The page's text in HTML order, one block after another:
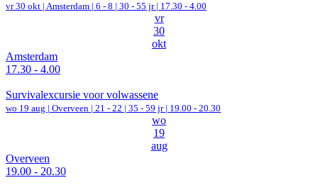
vr 30 okt | Amsterdam | 6 - 8 | 30 - 55 jr | 17.30 - 4.00
vr
30
okt
Amsterdam
17.30 - 4.00
Survivalexcursie voor volwassene
wo 19 aug | Overveen | 21 - 22 | 35 - 59 jr | 19.00 - 20.30
wo
19
aug
Overveen
19.00 - 20.30